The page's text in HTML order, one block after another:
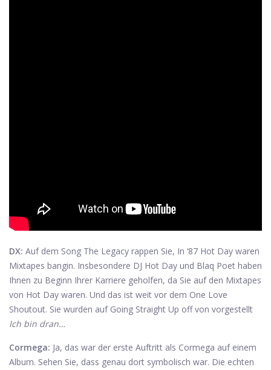
DX: Auf dem Song The Legacy rappen Sie, In ‘87 Hot Day waren
Mixtapes bangin. Insbesondere DJ Hot Day und Blaq Poet haben
Ihnen zu Beginn Ihrer Karriere geholfen, da Sie auf den Mixtapes
von Hot Day waren. Und das ist weit vor dem One Love
Shoutout. Sie wurden auf Going Straight Up off von vorgestellt
Ich bin dran…
Cormega: Ja, das war der erste Auftritt als Cormega auf einem
Album. Sehen Sie, dass genau dort symbolisch war. Die echten